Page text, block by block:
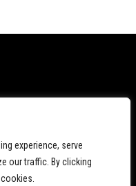
experience, serve
our traffic. By clicking